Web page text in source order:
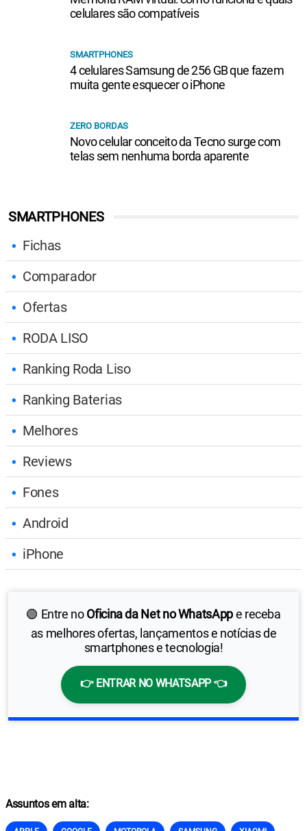
SMARTPHONES
Fichas
Comparador
Ofertas
RODA LISO
Ranking Roda Liso
Ranking Baterias
Melhores
Reviews
Fones
Android
iPhone
🟢 Entre noOficina da Net no WhatsAppe receba
as melhores ofertas, lançamentos e notícias de
smartphones e tecnologia!
👉 ENTRAR NO WHATSAPP 👈
celulares são compatíveis
SMARTPHONES
4 celulares Samsung de 256 GB que fazem
muita gente esquecer o iPhone
ZERO BORDAS
Novo celular conceito da Tecno surge com
telas sem nenhuma borda aparente
Assuntos em alta: